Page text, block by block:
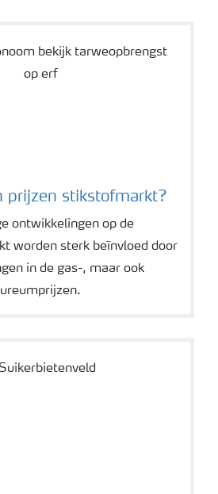
prijzen stikstofmarkt?
ontwikkelingen op de
worden sterk beïnvloed door
in de gas-, maar ook
ureumprijzen.